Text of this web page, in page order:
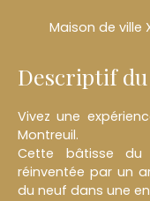
Maison de ville
Descriptif
Vivez une
Montreuil.
Cette bâtisse du
réinventée par un
du neuf dans une